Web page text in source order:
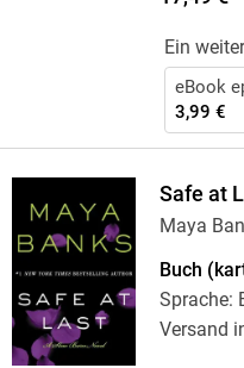
Ein
eBook
3,99 €
Safe at
Maya
Buch
Sprache:
Versand